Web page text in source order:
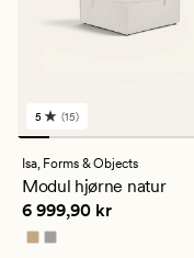
15
anmeldelser
med
en
gjennomsnittlig
vurdering
på
5
5 (15)
Isa, Forms & Objects
Modul hjørne natur
Pris 6 999,90 kr
6 999,90 kr